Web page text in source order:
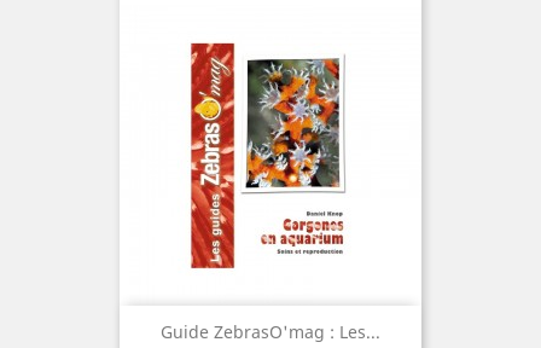
Guide ZebrasO'mag : Les...
Ne plus afficher
ce message